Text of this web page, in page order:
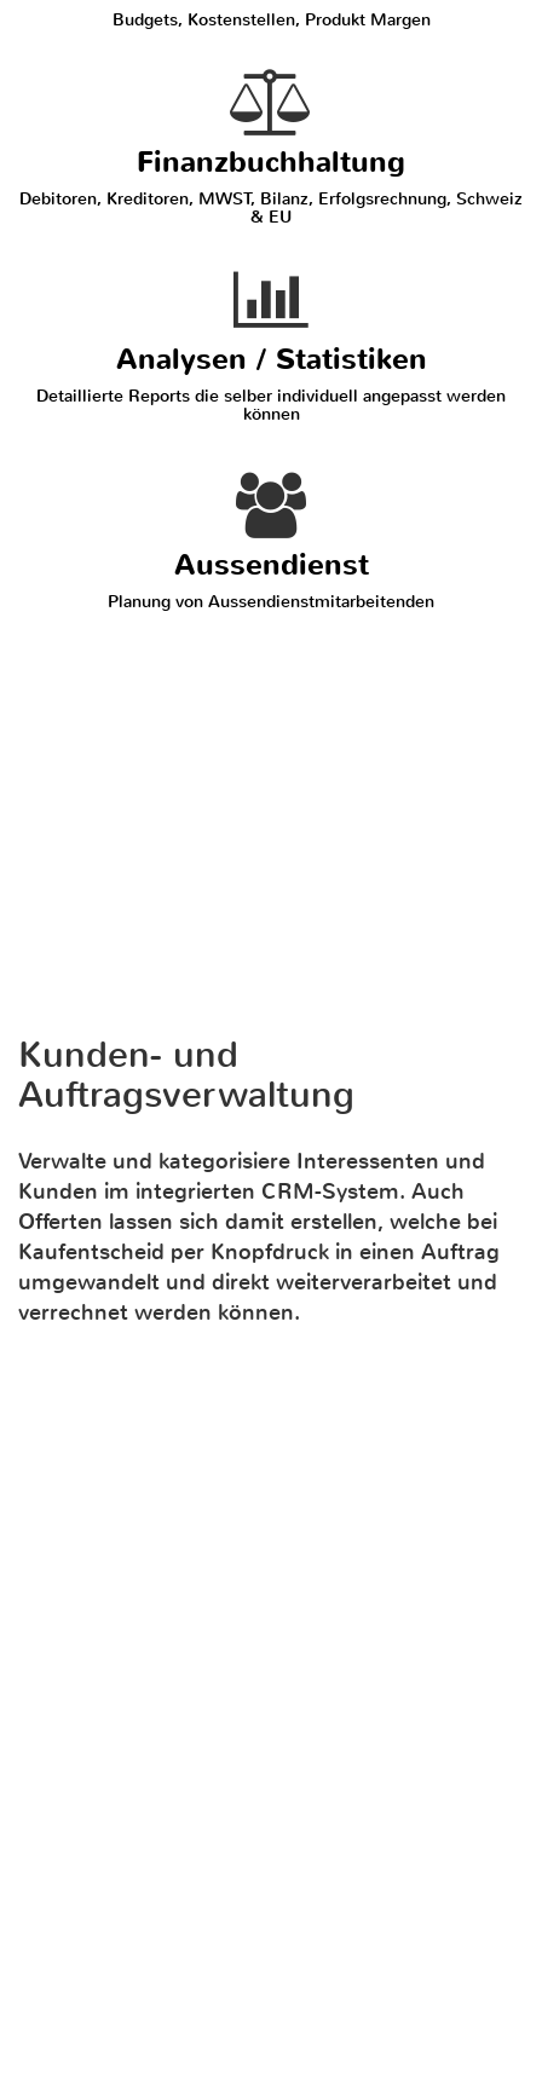
Budgets, Kostenstellen, Produkt Margen
Finanzbuchhaltung
Debitoren, Kreditoren, MWST, Bilanz, Erfolgsrechnung, Schweiz
& EU
Analysen / Statistiken
Detaillierte Reports die selber individuell angepasst werden
können
Aussendienst
Planung von Aussendienstmitarbeitenden
Kunden- und
Auftragsverwaltung
Verwalte und kategorisiere Interessenten und
Kunden im integrierten CRM-System. Auch
Offerten lassen sich damit erstellen, welche bei
Kaufentscheid per Knopfdruck in einen Auftrag
umgewandelt und direkt weiterverarbeitet und
verrechnet werden können.